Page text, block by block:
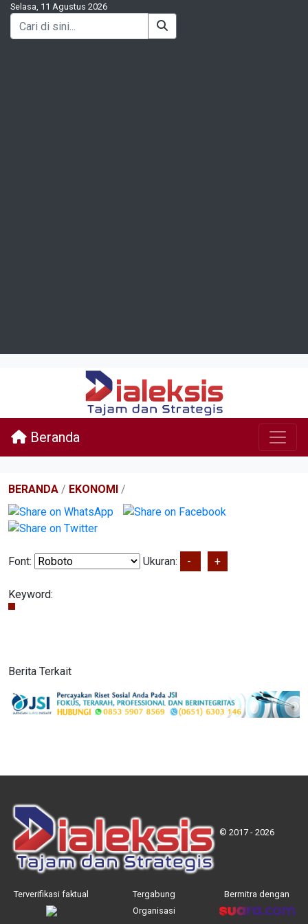
Selasa, 11 Agustus 2026
Beranda
BERANDA / EKONOMI /
Font: Ukuran: - +
Keyword:
Berita Terkait
© 2017 - 2026
Terverifikasi faktual
Tergabung
Organisasi
Bermitra dengan